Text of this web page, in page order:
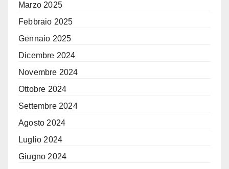
Marzo 2025
Febbraio 2025
Gennaio 2025
Dicembre 2024
Novembre 2024
Ottobre 2024
Settembre 2024
Agosto 2024
Luglio 2024
Giugno 2024